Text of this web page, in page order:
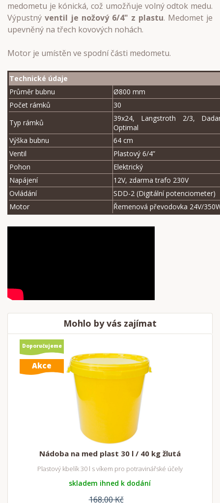
medometu je kónická, což umožňuje volný odtok medu.
Výpustný ventil je nožový 6/4" z plastu. Medomet je
upevněný na třech kovových nohách.
Motor je umístěn ve spodní části medometu.
Technické údaje
Průměr bubnu
Ø800 mm
Počet rámků
30
Typ rámků
39x24, Langstroth 2/3,
Optimal
Výška bubnu
64 cm
Ventil
Plastový 6/4”
Pohon
Elektrický
Napájení
12V, zdarma trafo 230V
Ovládání
SDD-2 (Digitální potenciometer)
Motor
Řemenová převodovka 24V/
Mohlo by vás zajímat
Doporučujeme
Akce
Nádoba na med plast 30 l / 40 kg žlutá
Plastový kbelík 30 l s víkem pro potravinářské účely
skladem ihned k dodání
168,00 Kč